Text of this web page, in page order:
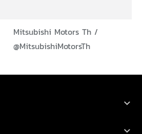
Mitsubishi Motors Th /
@MitsubishiMotorsTh